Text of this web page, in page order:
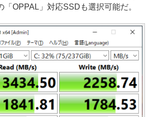
「OPPAL」対応SSDも選択可能だ。